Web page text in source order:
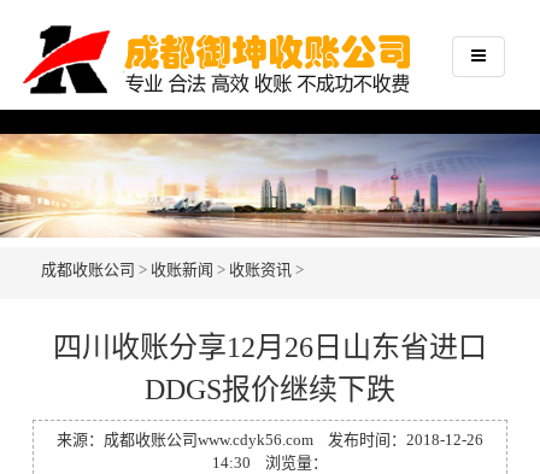
成都收账公司 > 收账新闻 > 收账资讯>
四川收账分享12月26日山东省进口
DDGS报价继续下跌
来源： 成都收账公司www.cdyk56.com发布时间：2018-12-26
14:30 浏览量：